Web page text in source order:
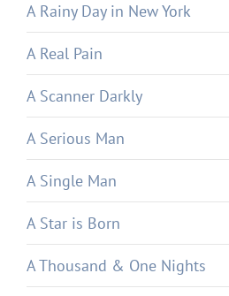
A Rainy Day in New York
A Real Pain
A Scanner Darkly
A Serious Man
A Single Man
A Star is Born
A Thousand & One Nights